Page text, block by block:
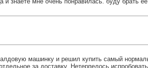
машинку и решил купить самый
за доставку. Нетерпелось